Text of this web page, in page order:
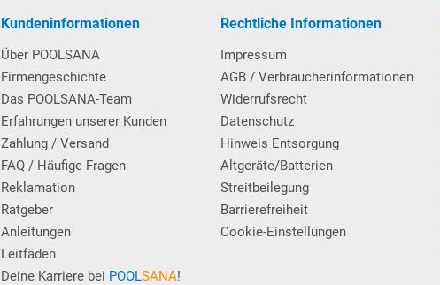
Kundeninformationen
Über POOLSANA
Firmengeschichte
Das POOLSANA-Team
Erfahrungen unserer Kunden
Zahlung / Versand
FAQ / Häufige Fragen
Reklamation
Ratgeber
Anleitungen
Leitfäden
Deine Karriere bei POOLSANA!
Rechtliche Informationen
Impressum
AGB / Verbraucherinformationen
Widerrufsrecht
Datenschutz
Hinweis Entsorgung
Altgeräte/Batterien
Streitbeilegung
Barrierefreiheit
Cookie-Einstellungen